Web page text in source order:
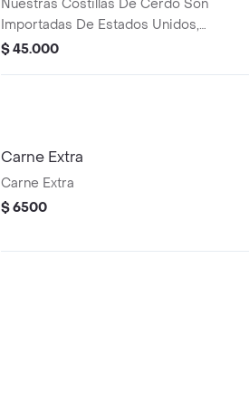
Nuestras Costillas De Cerdo Son
Importadas De Estados Unidos,
Ahumadas Durante Mas De 8 Horas Para
$ 45.000
Carne Extra
Carne Extra
$ 6500